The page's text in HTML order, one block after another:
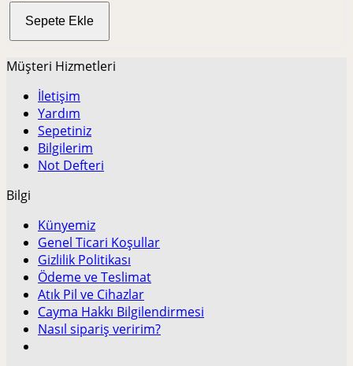
Sepete Ekle
Müşteri Hizmetleri
İletişim
Yardım
Sepetiniz
Bilgilerim
Not Defteri
Bilgi
Künyemiz
Genel Ticari Koşullar
Gizlilik Politikası
Ödeme ve Teslimat
Atık Pil ve Cihazlar
Cayma Hakkı Bilgilendirmesi
Nasıl sipariş veririm?